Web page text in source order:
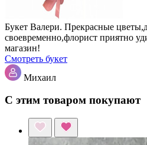
Букет Валери. Прекрасные
своевременно,флорист приятно
магазин!
Смотреть букет
Михаил
С этим товаром покупают